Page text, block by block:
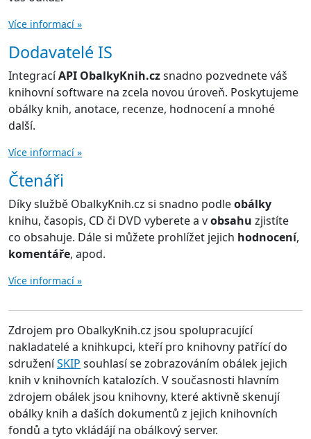
Více informací »
Dodavatelé IS
IntegracíAPI ObalkyKnih.czsnadno pozvednete váš
knihovní software na zcela novou úroveň. Poskytujeme
obálky knih, anotace, recenze, hodnocení a mnohé
další.
Více informací »
Čtenáři
Díky službě ObalkyKnih.cz si snadno podleobálky
knihu, časopis, CD či DVD vyberete a vobsahu zjistíte
co obsahuje. Dále si můžete prohlížet jejich hodnocení,
komentáře, apod.
Více informací »
Zdrojem pro ObalkyKnih.cz jsou spolupracující
nakladatelé a knihkupci, kteří pro knihovny patřící do
sdruženíSKIP souhlasí se zobrazováním obálek jejich
knih v knihovních katalozích. V současnosti hlavním
zdrojem obálek jsou knihovny, které aktivně skenují
obálky knih a daších dokumentů z jejich knihovních
fondů a tyto vkládájí na obálkový server.